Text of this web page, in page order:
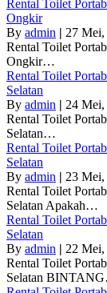
Rental Toilet
Ongkir
By admin | 27 Mei,
Rental Toilet
Ongkir…
Rental Toilet
Selatan
By admin | 24 Mei,
Rental Toilet
Selatan…
Rental Toilet
Selatan
By admin | 23 Mei,
Rental Toilet
Selatan Apakah…
Rental Toilet
Selatan
By admin | 22 Mei,
Rental Toilet
Selatan